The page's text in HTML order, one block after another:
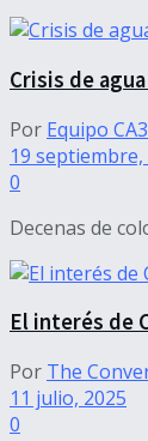
Crisis de
Por Equipo
19 septiembre,
0
Decenas de
El interés de
Por The
11 julio, 2025
0